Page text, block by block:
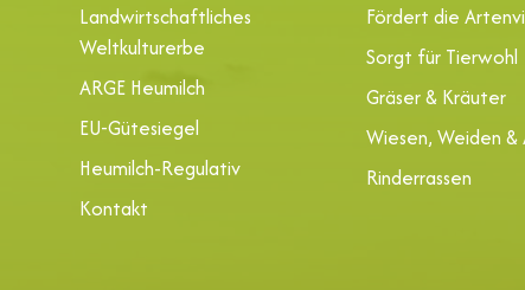
Landwirtschaftliches
Weltkulturerbe
ARGE Heumilch
EU-Gütesiegel
Heumilch-Regulativ
Kontakt
Fördert die
Sorgt für Tierwohl
Gräser & Kräuter
Wiesen, Weiden &
Rinderrassen